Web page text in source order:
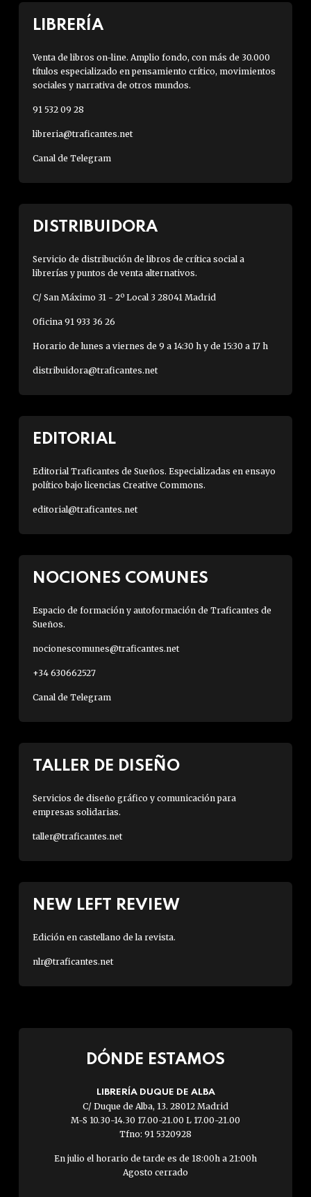
LIBRERÍA
Venta de libros on-line. Amplio fondo, con más de 30.000
títulos especializado en pensamiento crítico, movimientos
sociales y narrativa de otros mundos.
91 532 09 28
libreria@traficantes.net
Canal de Telegram
DISTRIBUIDORA
Servicio de distribución de libros de crítica social a
librerías y puntos de venta alternativos.
C/ San Máximo 31 - 2º Local 3 28041 Madrid
Oficina 91 933 36 26
Horario de lunes a viernes de 9 a 14:30 h y de 15:30 a 17 h
distribuidora@traficantes.net
EDITORIAL
Editorial Traficantes de Sueños. Especializadas en ensayo
político bajo licencias Creative Commons.
editorial@traficantes.net
NOCIONES COMUNES
Espacio de formación y autoformación de Traficantes de
Sueños.
nocionescomunes@traficantes.net
+34 630662527
Canal de Telegram
TALLER DE DISEÑO
Servicios de diseño gráfico y comunicación para
empresas solidarias.
taller@traficantes.net
NEW LEFT REVIEW
Edición en castellano de la revista.
nlr@traficantes.net
DÓNDE ESTAMOS
LIBRERÍA DUQUE DE ALBA
C/ Duque de Alba, 13. 28012 Madrid
M-S 10.30-14.30 17.00-21.00 L 17.00-21.00
Tfno: 91 5320928
En julio el horario de tarde es de 18:00h a 21:00h
Agosto cerrado